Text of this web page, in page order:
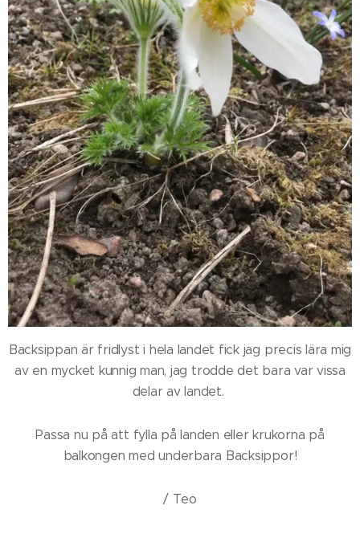
Backsippan är fridlyst i hela landet fick jag precis lära mig
av en mycket kunnig man, jag trodde det bara var vissa
delar av landet.
Passa nu på att fylla på landen eller krukorna på
balkongen med underbara Backsippor!
/ Teo